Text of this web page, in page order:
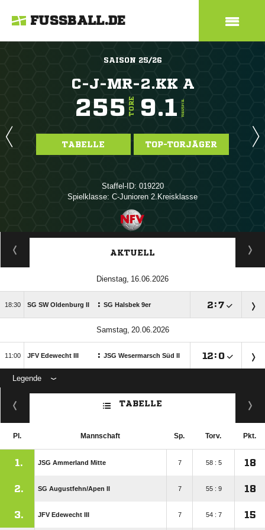
FUSSBALL.DE
SAISON 25/26
C-J-MR-2.KK A
255 TORE 9.1 TORE/SPIEL
TABELLE TOP-TORJÄGER
Staffel-ID: 019220
Spielklasse: C-Junioren 2.Kreisklasse
ANZEIGE
AKTUELL
 
 SG SW Oldenburg II : SG Halsbek 9er : 
 
 JFV Edewecht III : JSG Wesermarsch Süd II : 
Legende
ANZEIGE
TABELLE
Pl. Mannschaft Sp. Torv. Pkt.
1. JSG Ammerland Mitte 7 58 : 5 18
2. SG Augustfehn/​Apen II 7 55 : 9 18
3. JFV Edewecht III 7 54 : 7 15